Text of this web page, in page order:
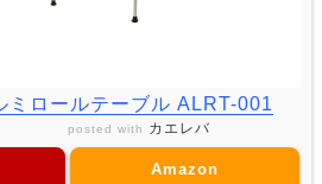
ミロールテーブル ALRT-001
posted with カエレバ
Amazon